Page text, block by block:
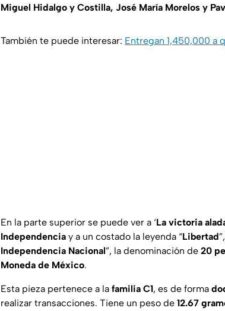
Miguel Hidalgo y Costilla, José María Morelos y
También te puede interesar: Entregan 1,450,000 a
En la parte superior se puede ver a ‘La victoria
Independencia y a un costado la leyenda “Libertad
Independencia Nacional”, la denominación de 20
Moneda de México.
Esta pieza pertenece a la familia C1, es de forma
realizar transacciones. Tiene un peso de 12.67